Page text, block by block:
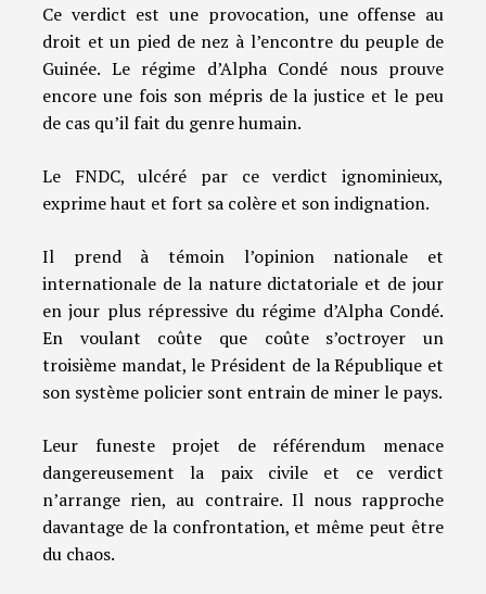
Ce verdict est une provocation, une offense au
droit et un pied de nez à l’encontre du peuple de
Guinée. Le régime d’Alpha Condé nous prouve
encore une fois son mépris de la justice et le peu
de cas qu’il fait du genre humain.
Le FNDC, ulcéré par ce verdict ignominieux,
exprime haut et fort sa colère et son indignation.
Il prend à témoin l’opinion nationale et
internationale de la nature dictatoriale et de jour
en jour plus répressive du régime d’Alpha Condé.
En voulant coûte que coûte s’octroyer un
troisième mandat, le Président de la République et
son système policier sont entrain de miner le pays.
Leur funeste projet de référendum menace
dangereusement la paix civile et ce verdict
n’arrange rien, au contraire. Il nous rapproche
davantage de la confrontation, et même peut être
du chaos.